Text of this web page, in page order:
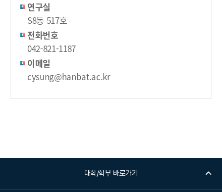
연구실
S8동 517호
전화번호
042-821-1187
이메일
cysung@hanbat.ac.kr
대학/학부 바로가기